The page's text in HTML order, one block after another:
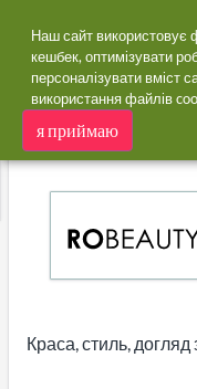
додому Магазини Robeauty
Robeauty кешбек
Краса, стиль, догляд
Наш сайт використовує
кешбек, оптимізувати
персоналізувати вміст
використання файлів
я приймаю